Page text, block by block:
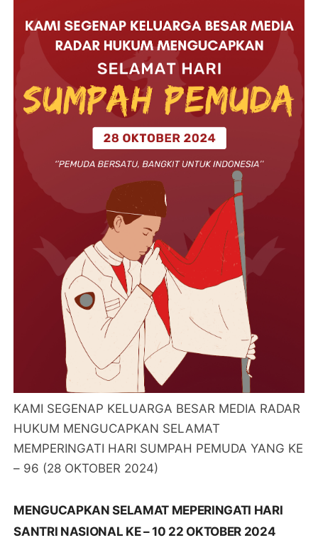
KAMI SEGENAP KELUARGA BESAR MEDIA RADAR
HUKUM MENGUCAPKAN SELAMAT
MEMPERINGATI HARI SUMPAH PEMUDA YANG KE
– 96 (28 OKTOBER 2024)
MENGUCAPKAN SELAMAT MEPERINGATI HARI
SANTRI NASIONAL KE – 10 22 OKTOBER 2024